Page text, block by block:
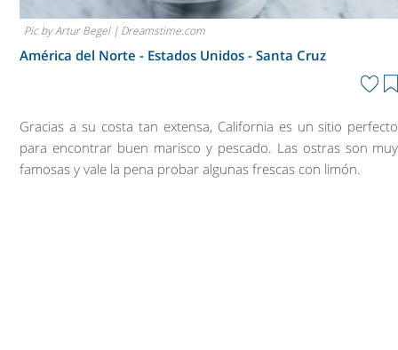
Pic by Artur Begel | Dreamstime.com
América del Norte - Estados Unidos -Santa Cruz
Gracias a su costa tan extensa, California es un sitio perfecto
para encontrar buen marisco y pescado. Las ostras son muy
famosas y vale la pena probar algunas frescas con limón.